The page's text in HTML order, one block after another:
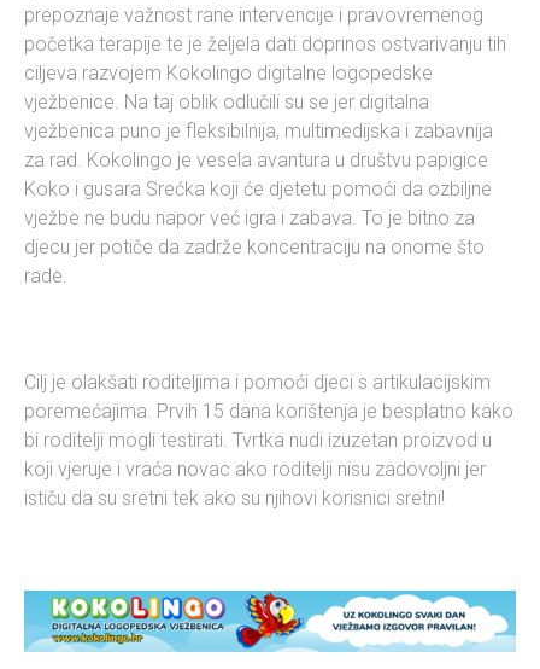
prepoznaje važnost rane intervencije i pravovremenog
početka terapije te je željela dati doprinos ostvarivanju tih
ciljeva razvojem Kokolingo digitalne logopedske
vježbenice. Na taj oblik odlučili su se jer digitalna
vježbenica puno je fleksibilnija, multimedijska i zabavnija
za rad. Kokolingo je vesela avantura u društvu papigice
Koko i gusara Srećka koji će djetetu pomoći da ozbiljne
vježbe ne budu napor već igra i zabava. To je bitno za
djecu jer potiče da zadrže koncentraciju na onome što
rade.
Cilj je olakšati roditeljima i pomoći djeci s artikulacijskim
poremećajima. Prvih 15 dana korištenja je besplatno kako
bi roditelji mogli testirati. Tvrtka nudi izuzetan proizvod u
koji vjeruje i vraća novac ako roditelji nisu zadovoljni jer
ističu da su sretni tek ako su njihovi korisnici sretni!